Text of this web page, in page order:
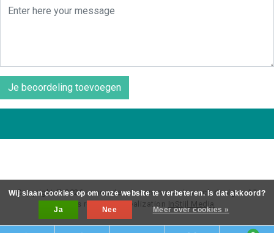
Je beoordeling toevoegen
Copyright © 2026 - coos de wit wonen scaninavsch design - All
rights reserved - Realization InStijl Media
Wij slaan cookies op om onze website te verbeteren. Is dat akkoord?
Ja
Nee Meer over cookies »